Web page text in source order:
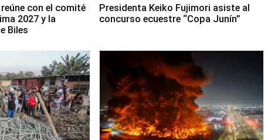
con el comité
2027 y la
Biles
Presidenta Keiko Fujimori asiste al
concurso ecuestre “Copa Junín”